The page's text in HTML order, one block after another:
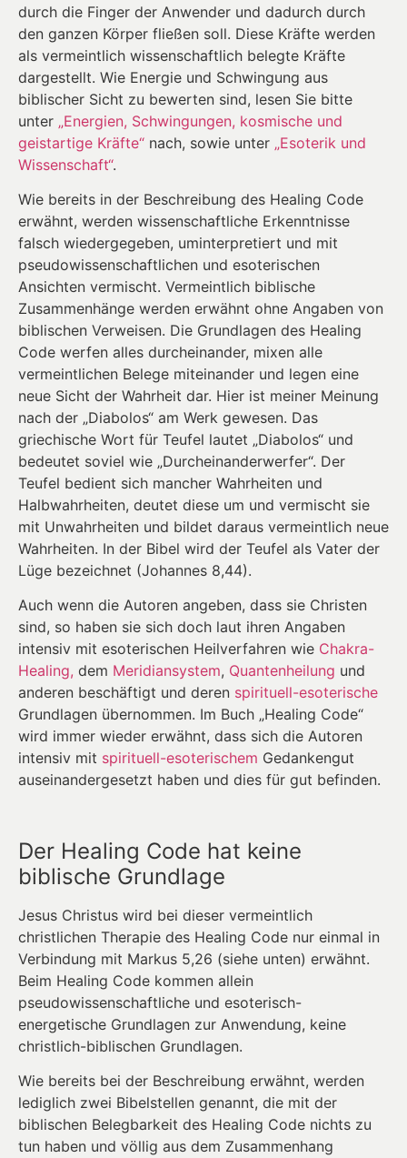
durch die Finger der Anwender und dadurch durch
den ganzen Körper fließen soll. Diese Kräfte werden
als vermeintlich wissenschaftlich belegte Kräfte
dargestellt. Wie Energie und Schwingung aus
biblischer Sicht zu bewerten sind, lesen Sie bitte
unter „Energien, Schwingungen, kosmische und
geistartige Kräfte“ nach, sowie unter „Esoterik und
Wissenschaft“.
Wie bereits in der Beschreibung des Healing Code
erwähnt, werden wissenschaftliche Erkenntnisse
falsch wiedergegeben, uminterpretiert und mit
pseudowissenschaftlichen und esoterischen
Ansichten vermischt. Vermeintlich biblische
Zusammenhänge werden erwähnt ohne Angaben von
biblischen Verweisen. Die Grundlagen des Healing
Code werfen alles durcheinander, mixen alle
vermeintlichen Belege miteinander und legen eine
neue Sicht der Wahrheit dar. Hier ist meiner Meinung
nach der „Diabolos“ am Werk gewesen. Das
griechische Wort für Teufel lautet „Diabolos“ und
bedeutet soviel wie „Durcheinanderwerfer“. Der
Teufel bedient sich mancher Wahrheiten und
Halbwahrheiten, deutet diese um und vermischt sie
mit Unwahrheiten und bildet daraus vermeintlich neue
Wahrheiten. In der Bibel wird der Teufel als Vater der
Lüge bezeichnet (Johannes 8,44).
Auch wenn die Autoren angeben, dass sie Christen
sind, so haben sie sich doch laut ihren Angaben
intensiv mit esoterischen Heilverfahren wie Chakra-
Healing, dem Meridiansystem, Quantenheilung und
anderen beschäftigt und deren spirituell-esoterische
Grundlagen übernommen. Im Buch „Healing Code“
wird immer wieder erwähnt, dass sich die Autoren
intensiv mit spirituell-esoterischem Gedankengut
auseinandergesetzt haben und dies für gut befinden.
Der Healing Code hat keine
biblische Grundlage
Jesus Christus wird bei dieser vermeintlich
christlichen Therapie des Healing Code nur einmal in
Verbindung mit Markus 5,26 (siehe unten) erwähnt.
Beim Healing Code kommen allein
pseudowissenschaftliche und esoterisch-
energetische Grundlagen zur Anwendung, keine
christlich-biblischen Grundlagen.
Wie bereits bei der Beschreibung erwähnt, werden
lediglich zwei Bibelstellen genannt, die mit der
biblischen Belegbarkeit des Healing Code nichts zu
tun haben und völlig aus dem Zusammenhang